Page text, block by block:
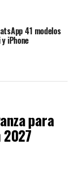
41 modelos
iPhone
para